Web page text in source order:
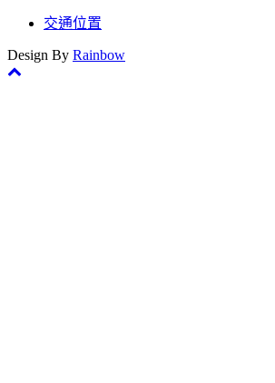
交通位置
Design By Rainbow